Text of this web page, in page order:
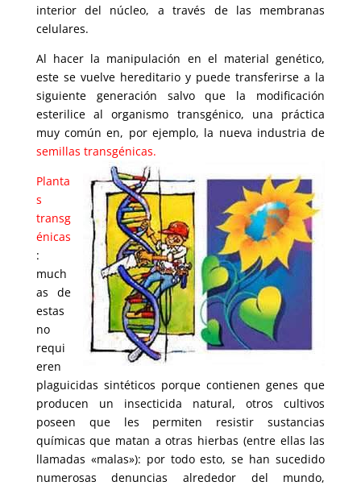
interior del núcleo, a través de las membranas
celulares.
Al hacer la manipulación en el material genético,
este se vuelve hereditario y puede transferirse a la
siguiente generación salvo que la modificación
esterilice al organismo transgénico, una práctica
muy común en, por ejemplo, la nueva industria de
semillas transgénicas.
Planta
s
transg
énicas
:
much
as de
estas
no
requi
eren
plaguicidas sintéticos porque contienen genes que
producen un insecticida natural, otros cultivos
poseen que les permiten resistir sustancias
químicas que matan a otras hierbas (entre ellas las
llamadas «malas»): por todo esto, se han sucedido
numerosas denuncias alrededor del mundo,